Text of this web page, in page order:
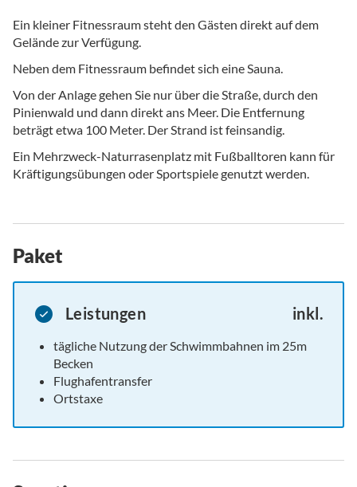
Ein kleiner Fitnessraum steht den Gästen direkt auf dem
Gelände zur Verfügung.
Neben dem Fitnessraum befindet sich eine Sauna.
Von der Anlage gehen Sie nur über die Straße, durch den
Pinienwald und dann direkt ans Meer. Die Entfernung
beträgt etwa 100 Meter. Der Strand ist feinsandig.
Ein Mehrzweck-Naturrasenplatz mit Fußballtoren kann für
Kräftigungsübungen oder Sportspiele genutzt werden.
Paket
Leistungen inkl.
tägliche Nutzung der Schwimmbahnen im 25m
Becken
Flughafentransfer
Ortstaxe